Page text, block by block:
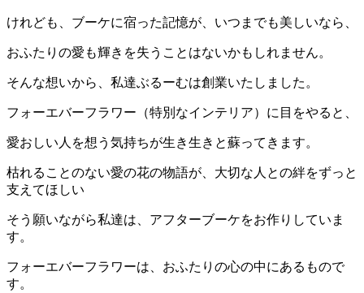
けれども、ブーケに宿った記憶が、いつまでも美しいなら、
おふたりの愛も輝きを失うことはないかもしれません。
そんな想いから、私達ぶるーむは創業いたしました。
フォーエバーフラワー（特別なインテリア）に目をやると、
愛おしい人を想う気持ちが生き生きと蘇ってきます。
枯れることのない愛の花の物語が、大切な人との絆をずっと
支えてほしい
そう願いながら私達は、アフターブーケをお作りしていま
す。
フォーエバーフラワーは、おふたりの心の中にあるもので
す。